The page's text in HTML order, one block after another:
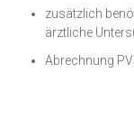
zusätzlich
ärztliche
Abrechnung